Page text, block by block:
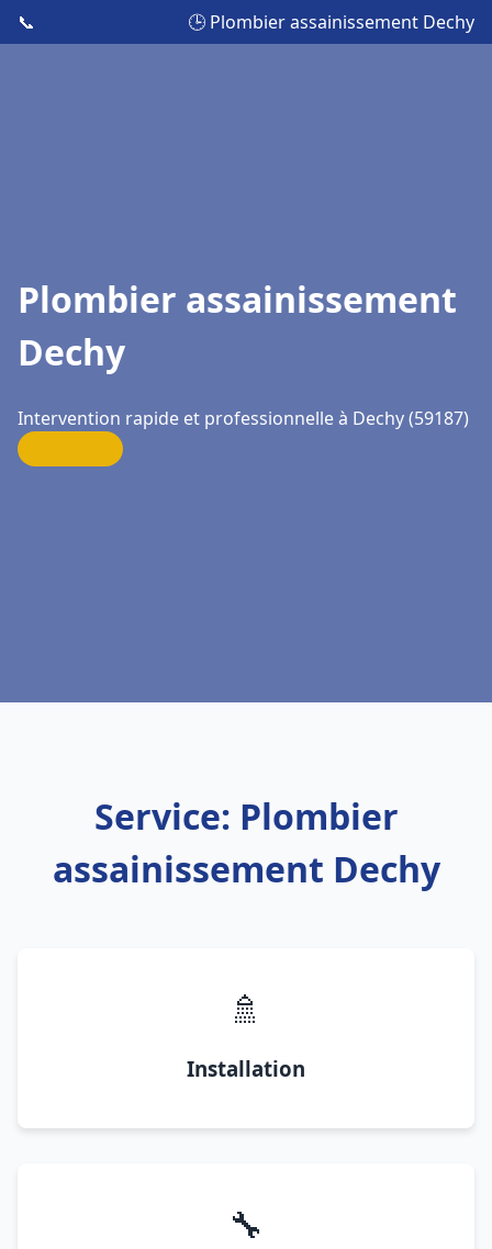
📞 🕒 Plombier assainissement Dechy
Plombier assainissement
Dechy
Intervention rapide et professionnelle à Dechy (59187)
Service: Plombier
assainissement Dechy
🚿
Installation
🔧